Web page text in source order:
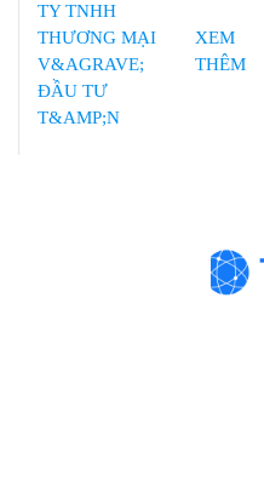
Series 2, S8 LION của Bruker
AXS tại Việt Nam.
XEM
THÊM